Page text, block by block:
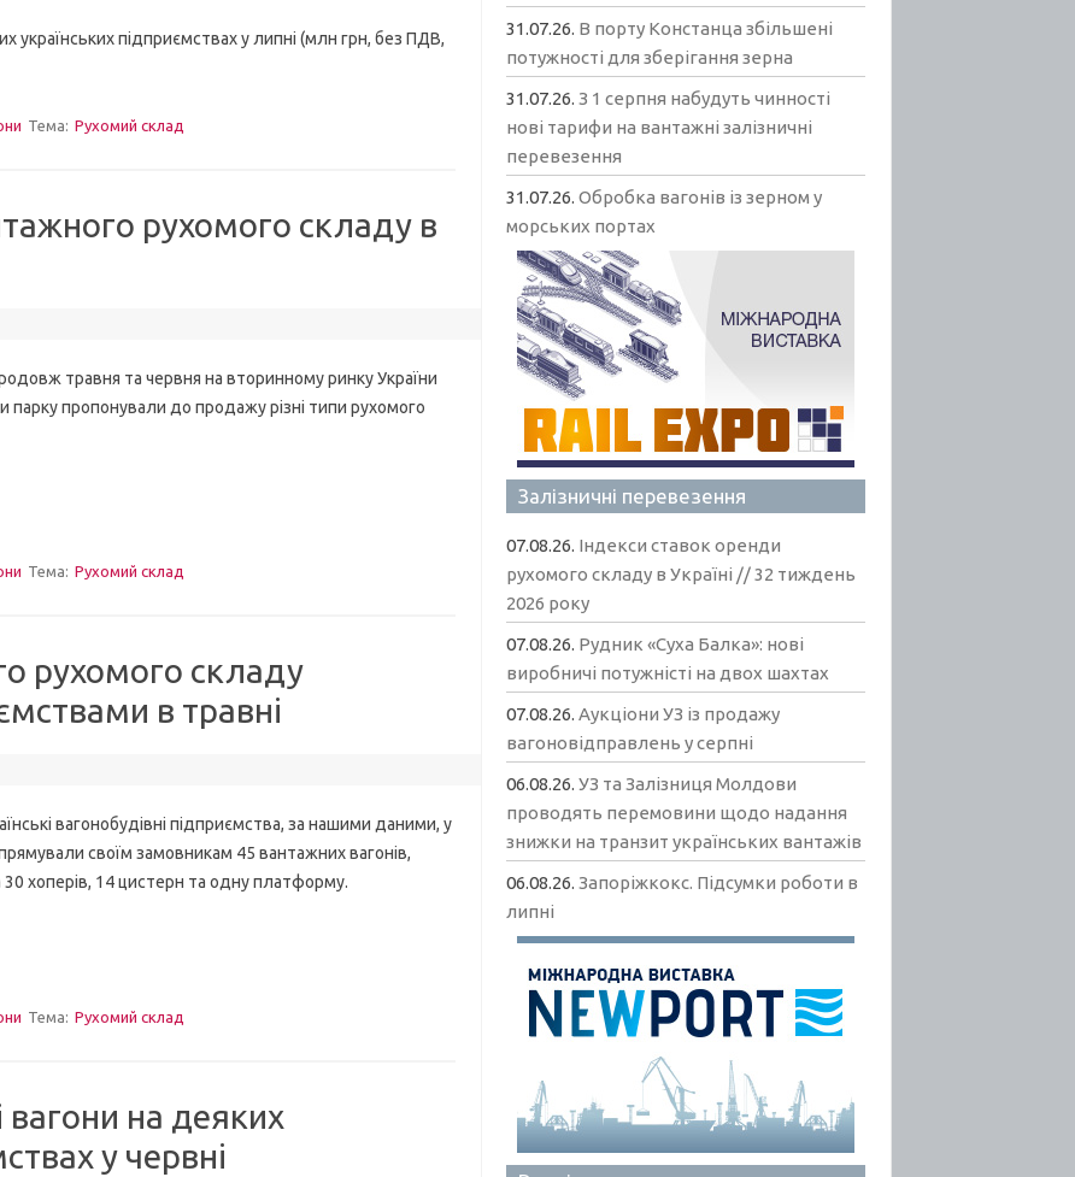
підприємствах у липні (млн грн, без ПДВ,
Тема: Рухомий склад
рухомого складу в
травня та червня на вторинному ринку України
парку пропонували до продажу різні типи рухомого
Тема: Рухомий склад
рухомого складу
в травні
вагонобудівні підприємства, за нашими даними, у
своїм замовникам 45 вантажних вагонів,
хоперів, 14 цистерн та одну платформу.
Тема: Рухомий склад
вагони на деяких
у червні
31.07.26. В порту Констанца збільшені
потужності для зберігання зерна
31.07.26.З 1 серпня набудуть чинності
нові тарифи на вантажні залізничні
перевезення
31.07.26.Обробка вагонів із зерном у
морських портах
Залізничні перевезення
07.08.26. Індекси ставок оренди
рухомого складу в Україні // 32 тиждень
2026 року
07.08.26. Рудник «Суха Балка»: нові
виробничі потужністі на двох шахтах
07.08.26.Аукціони УЗ із продажу
вагоновідправлень у серпні
06.08.26.УЗ та Залізниця Молдови
проводять перемовини щодо надання
знижки на транзит українських вантажів
06.08.26.Запоріжкокс. Підсумки роботи в
липні